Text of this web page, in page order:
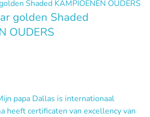
golden Shaded
OUDERS
papa Dallas is internationaal
heeft certificaten van excellency van